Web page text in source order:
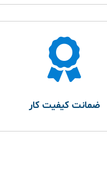
ضمانت کیفیت کار